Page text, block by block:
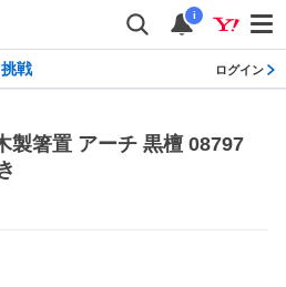
i
戦 ログイン
製箸置 アーチ 黒檀 08797